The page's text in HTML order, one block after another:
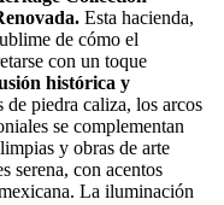
Esta hacienda,
de cómo el
con un toque
histórica y
de piedra caliza, los arcos
se complementan
y obras de arte
serena, con acentos
La iluminación